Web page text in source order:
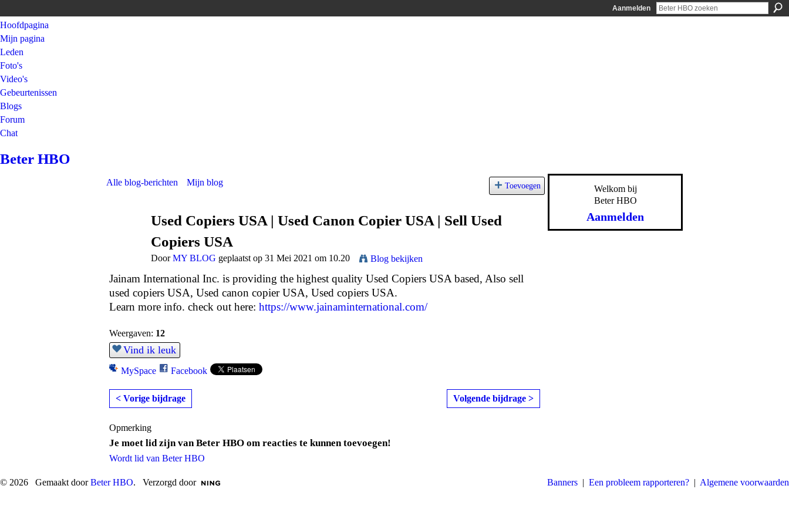
Aanmelden
Hoofdpagina
Mijn pagina
Leden
Foto's
Video's
Gebeurtenissen
Blogs
Forum
Chat
Beter HBO
Alle blog-berichten Mijn blog Toevoegen
Used Copiers USA | Used Canon Copier USA | Sell Used
Copiers USA
DoorMY BLOG geplaatst op 31 Mei 2021 om 10.20 Blog bekijken
Jainam International Inc. is providing the highest quality Used Copiers USA based, Also sell
used copiers USA, Used canon copier USA, Used copiers USA.
Learn more info. check out here: https://www.jainaminternational.com/
Weergaven: 12
Vind ik leuk
MySpace Facebook
< Vorige bijdrage Volgende bijdrage >
Opmerking
Je moet lid zijn van Beter HBO om reacties te kunnen toevoegen!
Wordt lid van Beter HBO
Welkom bij
Beter HBO
Aanmelden
© 2026 Gemaakt doorBeter HBO. Verzorgd door Banners | Een probleem rapporteren? | Algemene voorwaarden